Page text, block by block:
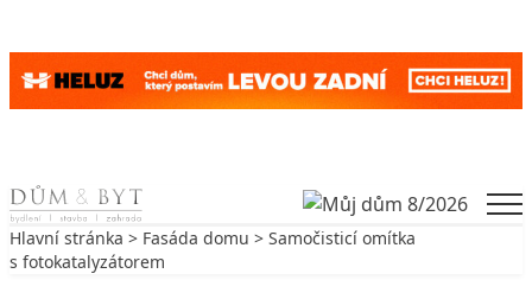
Skip to content
Hlavní stránka > Fasáda domu > Samočisticí omítka
s fotokatalyzátorem